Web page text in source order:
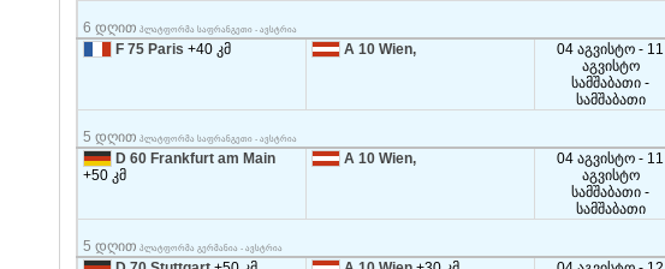
6 დღით პლატფორმა საფრანგეთი - ავსტრია
F 75 Paris +40 კმ A 10 Wien,
04 აგვისტო - 11
აგვისტო
სამშაბათი -
სამშაბათი
5 დღით პლატფორმა საფრანგეთი - ავსტრია
D 60 Frankfurt am Main
+50 კმ
A 10 Wien,
04 აგვისტო - 11
აგვისტო
სამშაბათი -
სამშაბათი
5 დღით პლატფორმა გერმანია - ავსტრია